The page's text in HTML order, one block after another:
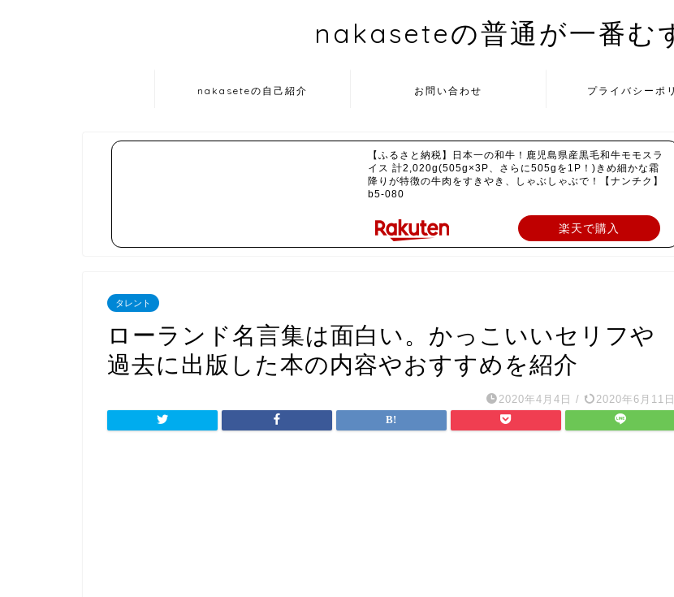
nakaseteの普通が一番む
nakaseteの自己紹介 お問い合わせ プライバシーポ
【ふるさと納税】日本一の和牛！鹿児島県産黒毛和牛モモスラ
イス 計2,020g(505g×3P、さらに505gを1P！)きめ細かな霜
降りが特徴の牛肉をすきやき、しゃぶしゃぶで！【ナンチク】
b5-080
楽天で購入
タレント
ローランド名言集は面白い。かっこいいセリフや
過去に出版した本の内容やおすすめを紹介
2020年4月4日 / 2020年6月11日